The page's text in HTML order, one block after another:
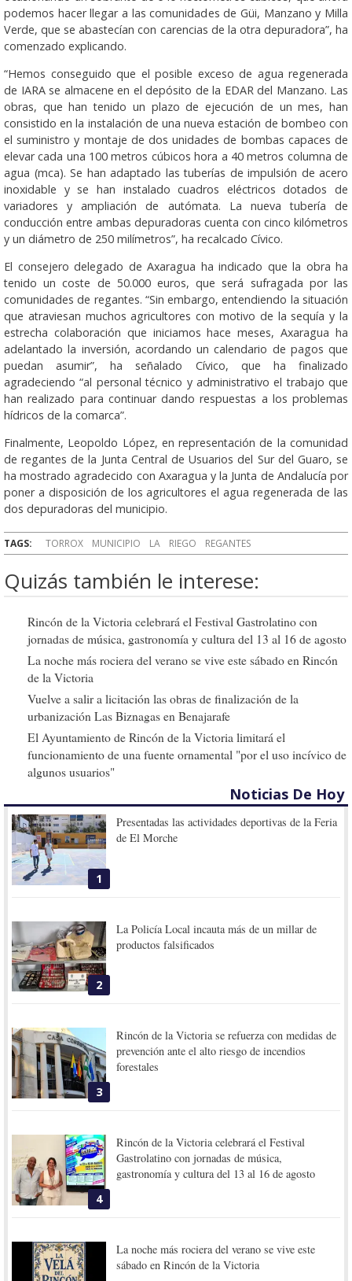
podemos hacer llegar a las comunidades de Güi, Manzano y Milla
Verde, que se abastecían con carencias de la otra depuradora”, ha
comenzado explicando.
“Hemos conseguido que el posible exceso de agua regenerada
de IARA se almacene en el depósito de la EDAR del Manzano. Las
obras, que han tenido un plazo de ejecución de un mes, han
consistido en la instalación de una nueva estación de bombeo con
el suministro y montaje de dos unidades de bombas capaces de
elevar cada una 100 metros cúbicos hora a 40 metros columna de
agua (mca). Se han adaptado las tuberías de impulsión de acero
inoxidable y se han instalado cuadros eléctricos dotados de
variadores y ampliación de autómata. La nueva tubería de
conducción entre ambas depuradoras cuenta con cinco kilómetros
y un diámetro de 250 milímetros”, ha recalcado Cívico.
El consejero delegado de Axaragua ha indicado que la obra ha
tenido un coste de 50.000 euros, que será sufragada por las
comunidades de regantes. “Sin embargo, entendiendo la situación
que atraviesan muchos agricultores con motivo de la sequía y la
estrecha colaboración que iniciamos hace meses, Axaragua ha
adelantado la inversión, acordando un calendario de pagos que
puedan asumir”, ha señalado Cívico, que ha finalizado
agradeciendo “al personal técnico y administrativo el trabajo que
han realizado para continuar dando respuestas a los problemas
hídricos de la comarca”.
Finalmente, Leopoldo López, en representación de la comunidad
de regantes de la Junta Central de Usuarios del Sur del Guaro, se
ha mostrado agradecido con Axaragua y la Junta de Andalucía por
poner a disposición de los agricultores el agua regenerada de las
dos depuradoras del municipio.
TAGS: TORROX MUNICIPIO LA RIEGO REGANTES
Quizás también le interese:
Rincón de la Victoria celebrará el Festival Gastrolatino con
jornadas de música, gastronomía y cultura del 13 al 16 de agosto
La noche más rociera del verano se vive este sábado en Rincón
de la Victoria
Vuelve a salir a licitación las obras de finalización de la
urbanización Las Biznagas en Benajarafe
El Ayuntamiento de Rincón de la Victoria limitará el
funcionamiento de una fuente ornamental "por el uso incívico de
algunos usuarios"
Noticias De Hoy
1
Presentadas las actividades deportivas de la Feria
de El Morche
2
La Policía Local incauta más de un millar de
productos falsificados
3
Rincón de la Victoria se refuerza con medidas de
prevención ante el alto riesgo de incendios
forestales
4
Rincón de la Victoria celebrará el Festival
Gastrolatino con jornadas de música,
gastronomía y cultura del 13 al 16 de agosto
La noche más rociera del verano se vive este
sábado en Rincón de la Victoria